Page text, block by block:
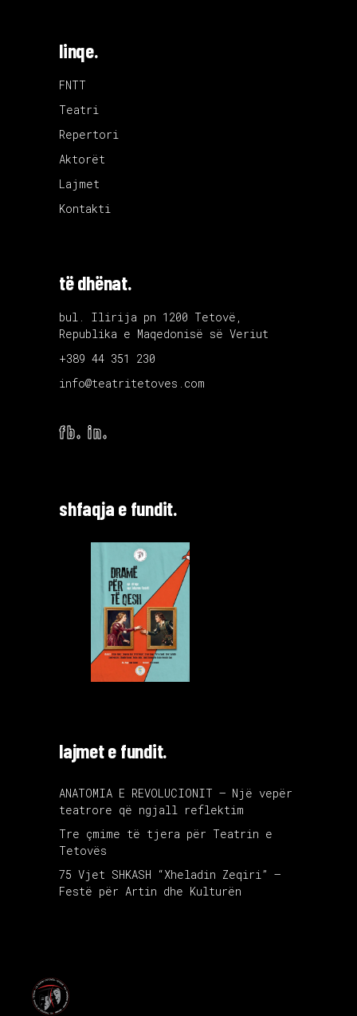
linqe.
FNTT
Teatri
Repertori
Aktorët
Lajmet
Kontakti
të dhënat.
bul. Ilirija pn 1200 Tetovë,
Republika e Maqedonisë së Veriut
+389 44 351 230
info@teatritetoves.com
fb. in.
shfaqja e fundit.
lajmet e fundit.
ANATOMIA E REVOLUCIONIT – Një vepër
teatrore që ngjall reflektim
Tre çmime të tjera për Teatrin e
Tetovës
75 Vjet SHKASH “Xheladin Zeqiri” –
Festë për Artin dhe Kulturën